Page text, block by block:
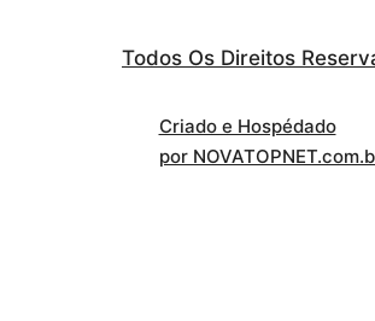
Todos Os Direitos
Criado e Hospédado
por